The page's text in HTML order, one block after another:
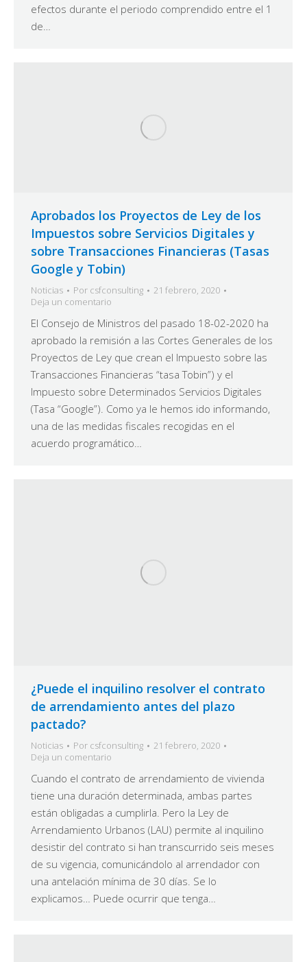
efectos durante el periodo comprendido entre el 1
de…
Aprobados los Proyectos de Ley de los
Impuestos sobre Servicios Digitales y
sobre Transacciones Financieras (Tasas
Google y Tobin)
Noticias Por csfconsulting
21 febrero, 2020
Deja un comentario
El Consejo de Ministros del pasado 18-02-2020 ha
aprobado la remisión a las Cortes Generales de los
Proyectos de Ley que crean el Impuesto sobre las
Transacciones Financieras “tasa Tobin”) y el
Impuesto sobre Determinados Servicios Digitales
(Tasa “Google”). Como ya le hemos ido informando,
una de las medidas fiscales recogidas en el
acuerdo programático…
¿Puede el inquilino resolver el contrato
de arrendamiento antes del plazo
pactado?
Noticias Por csfconsulting
21 febrero, 2020
Deja un comentario
Cuando el contrato de arrendamiento de vivienda
tiene una duración determinada, ambas partes
están obligadas a cumplirla. Pero la Ley de
Arrendamiento Urbanos (LAU) permite al inquilino
desistir del contrato si han transcurrido seis meses
de su vigencia, comunicándolo al arrendador con
una antelación mínima de 30 días. Se lo
explicamos… Puede ocurrir que tenga…